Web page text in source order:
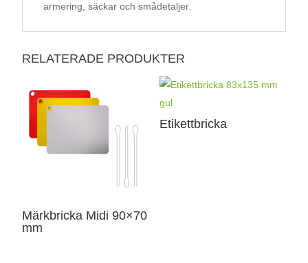
armering, säckar och smådetaljer.
RELATERADE PRODUKTER
Märkbricka Midi 90×70
mm
Etikettbricka